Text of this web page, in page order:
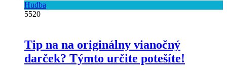
Hudba
5520
Tip na na originálny vianočný
darček? Týmto určite potešíte!